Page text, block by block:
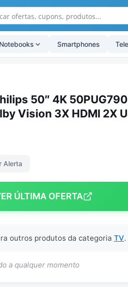
Notebooks Smartphones
50″ 4K
Vision 3X HDMI 2X
Alerta
ÚLTIMA OFERTA
outros produtos da categoria TV.
a qualquer momento